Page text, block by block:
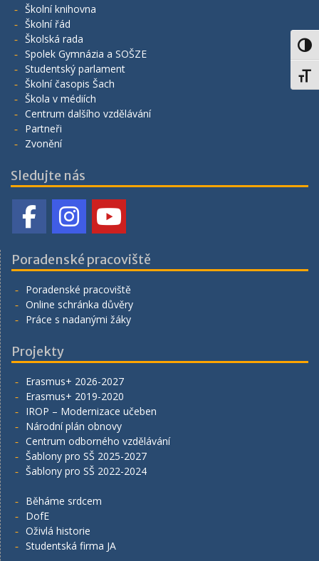
Školní knihovna
Školní řád
Školská rada
Spolek Gymnázia a SOŠZE
Studentský parlament
Školní časopis Šach
Škola v médiích
Centrum dalšího vzdělávání
Partneři
Zvonění
Sledujte nás
Poradenské pracoviště
Poradenské pracoviště
Online schránka důvěry
Práce s nadanými žáky
Projekty
Erasmus+ 2026-2027
Erasmus+ 2019-2020
IROP – Modernizace učeben
Národní plán obnovy
Centrum odborného vzdělávání
Šablony pro SŠ 2025-2027
Šablony pro SŠ 2022-2024
Běháme srdcem
DofE
Oživlá historie
Studentská firma JA